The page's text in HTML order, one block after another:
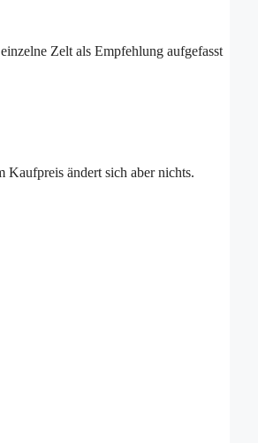
Zelt als Empfehlung aufgefasst
ändert sich aber nichts.